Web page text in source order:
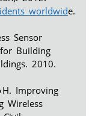
worldwide.
Sensor
Building
2010.
Improving
Wireless